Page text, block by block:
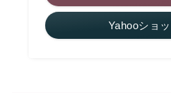
Yahooショ